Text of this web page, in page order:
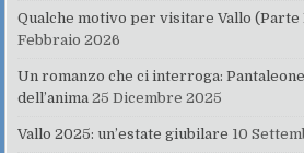
Qualche motivo per visitare Vallo (Parte
Febbraio 2026
Un romanzo che ci interroga:
dell’anima 25 Dicembre 2025
Vallo 2025: un’estate giubilare 10